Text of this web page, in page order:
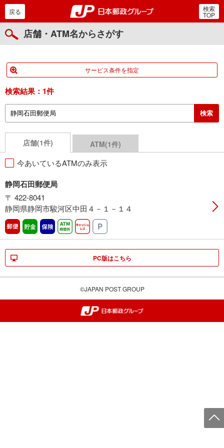
郵便局・日本郵政グルー
戻る 検索
TOP
店舗・ATM名からさがす
サービス条件を指定
検索結果： 1件
店舗(1件) ATM(1件)
今あいているATMのみ表示
静岡石田郵便局
〒 422-8041
静岡県静岡市駿河区中田４－１－１４
郵便 貯金 保険 ATM時間外キャッシュレス
PC版はこちら
©JAPAN POST GROUP